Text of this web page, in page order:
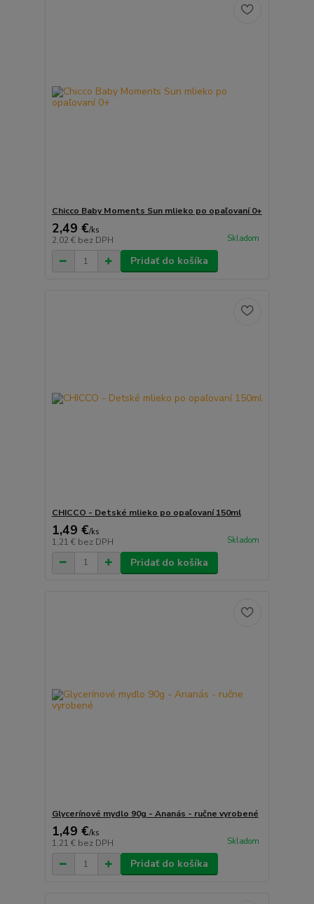
Chicco Baby Moments Sun mlieko po opaľovaní 0+
2,49 €/ks
2,02 € bez DPH Skladom
Pridať do košíka
CHICCO - Detské mlieko po opaľovaní 150ml
1,49 €/ks
1,21 € bez DPH Skladom
Pridať do košíka
Glycerínové mydlo 90g - Ananás - ručne vyrobené
1,49 €/ks
1,21 € bez DPH Skladom
Pridať do košíka